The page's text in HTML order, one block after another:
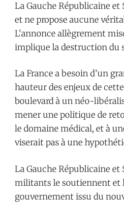
La Gauche Républicaine et
et ne propose aucune
L’annonce allègrement
implique la destruction du
La France a besoin d’un
hauteur des enjeux de
boulevard à un néo-
mener une politique de
le domaine médical, et à
viserait pas à une
La Gauche Républicaine et
militants le soutiennent et
gouvernement issu du